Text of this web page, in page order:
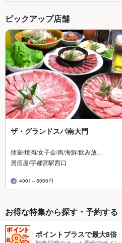
ピックアップ店舗
ザ・グランドスパ南大門
個室/焼肉/女子会/肉/海鮮/飲み放…
居酒屋/宇都宮駅西口
4001～5000円
お得な特集から探す・予約する
ポイントプラスで最大8倍